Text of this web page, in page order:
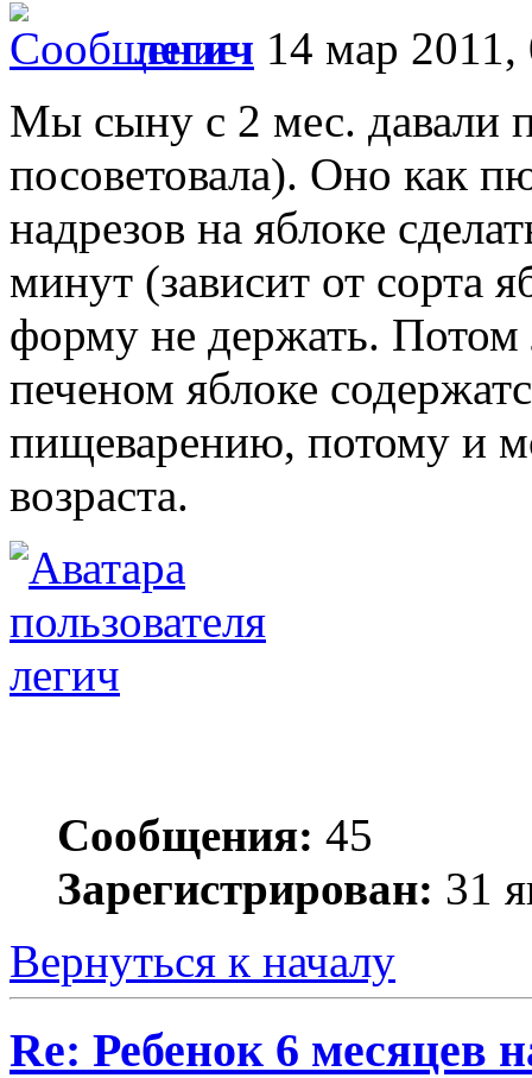
легич 14 мар 2011,
Мы сыну с 2 мес. давали
посоветовала). Оно как
надрезов на яблоке
минут (зависит от сорта
форму не держать. Потом
печеном яблоке
пищеварению, потому и
возраста.
легич
Сообщения: 45
Зарегистрирован: 31
Вернуться к началу
Re: Ребенок 6 месяцев